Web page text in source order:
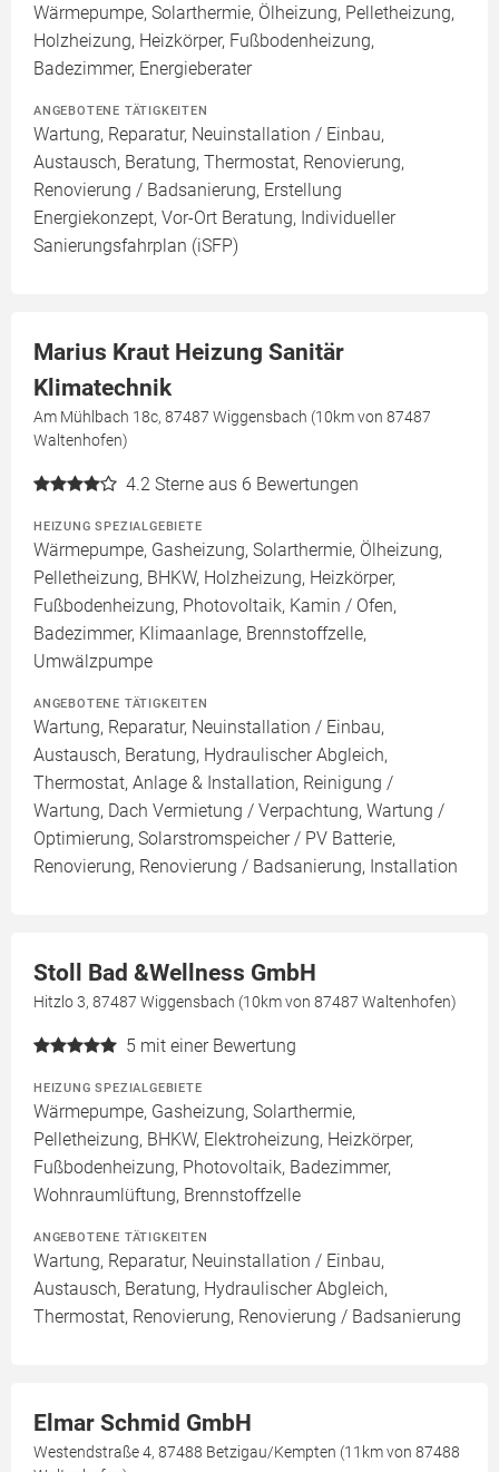
Wärmepumpe, Solarthermie, Ölheizung, Pelletheizung,
Holzheizung, Heizkörper, Fußbodenheizung,
Badezimmer, Energieberater
ANGEBOTENE TÄTIGKEITEN
Wartung, Reparatur, Neuinstallation / Einbau,
Austausch, Beratung, Thermostat, Renovierung,
Renovierung / Badsanierung, Erstellung
Energiekonzept, Vor-Ort Beratung, Individueller
Sanierungsfahrplan (iSFP)
Marius Kraut Heizung Sanitär
Klimatechnik
Am Mühlbach 18c, 87487 Wiggensbach (10km von 87487
Waltenhofen)
4.2 Sterne aus 6 Bewertungen
HEIZUNG SPEZIALGEBIETE
Wärmepumpe, Gasheizung, Solarthermie, Ölheizung,
Pelletheizung, BHKW, Holzheizung, Heizkörper,
Fußbodenheizung, Photovoltaik, Kamin / Ofen,
Badezimmer, Klimaanlage, Brennstoffzelle,
Umwälzpumpe
ANGEBOTENE TÄTIGKEITEN
Wartung, Reparatur, Neuinstallation / Einbau,
Austausch, Beratung, Hydraulischer Abgleich,
Thermostat, Anlage & Installation, Reinigung /
Wartung, Dach Vermietung / Verpachtung, Wartung /
Optimierung, Solarstromspeicher / PV Batterie,
Renovierung, Renovierung / Badsanierung, Installation
Stoll Bad &Wellness GmbH
Hitzlo 3, 87487 Wiggensbach (10km von 87487 Waltenhofen)
5 mit einer Bewertung
HEIZUNG SPEZIALGEBIETE
Wärmepumpe, Gasheizung, Solarthermie,
Pelletheizung, BHKW, Elektroheizung, Heizkörper,
Fußbodenheizung, Photovoltaik, Badezimmer,
Wohnraumlüftung, Brennstoffzelle
ANGEBOTENE TÄTIGKEITEN
Wartung, Reparatur, Neuinstallation / Einbau,
Austausch, Beratung, Hydraulischer Abgleich,
Thermostat, Renovierung, Renovierung / Badsanierung
Elmar Schmid GmbH
Westendstraße 4, 87488 Betzigau/Kempten (11km von 87488